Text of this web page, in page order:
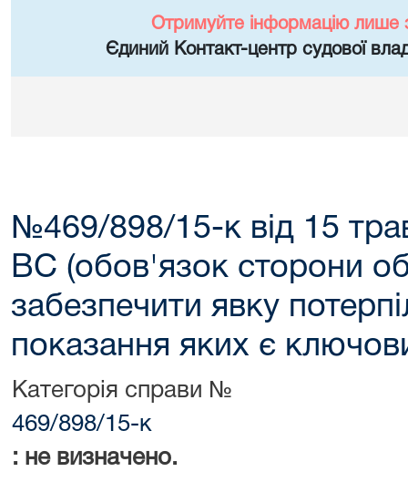
Отримуйте інформацію лише
Єдиний Контакт-центр судової
№469/898/15-к від 15
ВС (обов'язок сторони
забезпечити явку
показання яких є
Категорія справи №
469/898/15-к
: не визначено.